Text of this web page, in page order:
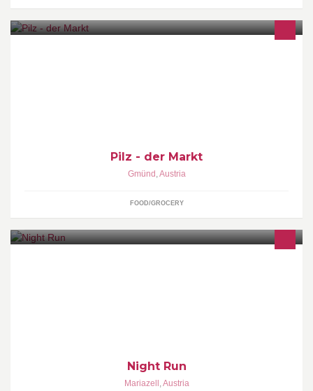
Pilz - der Markt
Gmünd ,Austria
FOOD/GROCERY
Night Run
Mariazell ,Austria